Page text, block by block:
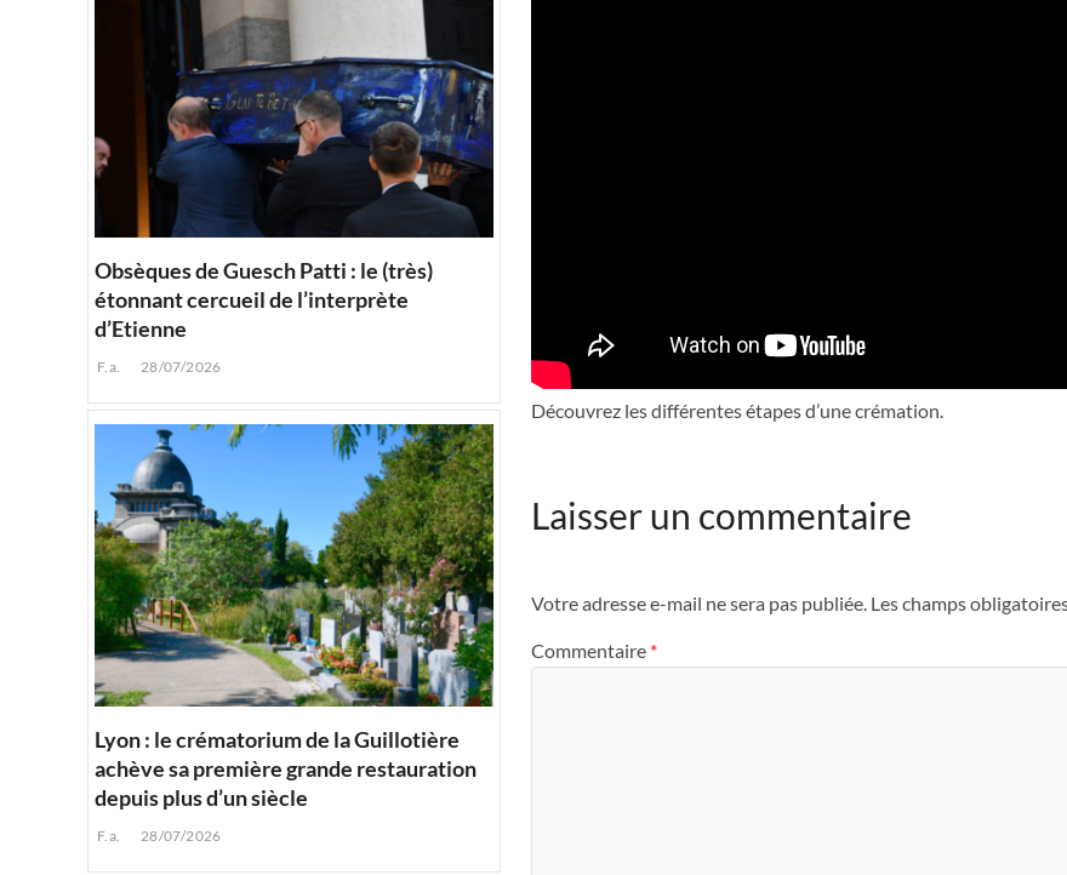
Découvrez les différentes étapes d’une crémation.
Laisser un commentaire
Votre adresse e-mail ne sera pas publiée. Les champs
Commentaire *
Obsèques de Guesch Patti : le (très)
étonnant cercueil de l’interprète
d’Etienne
F.a. 28/07/2026
Lyon : le crématorium de la Guillotière
achève sa première grande restauration
depuis plus d’un siècle
F.a. 28/07/2026